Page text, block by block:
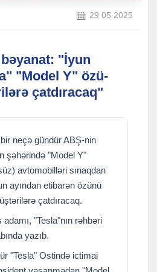
29 05 2025
"İyun
"Model Y" özü-
çatdıracaq"
neçə gündür ABŞ-nin
şəhərində "Model Y"
avtomobilləri sınaqdan
ayından etibarən özünü
çatdıracaq.
"Tesla"nın rəhbəri
yazıb.
"Tesla" Ostində ictimai